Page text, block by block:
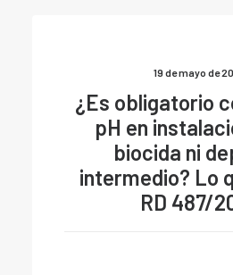
19 de mayo de
¿Es obligatorio
pH en
biocida ni
intermedio? Lo
RD 487/